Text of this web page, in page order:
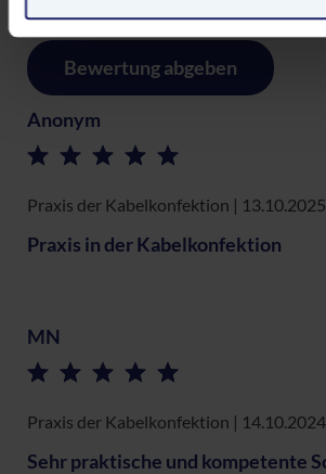
besteht.
Datenschutzerklärung Impressum
Bewertung abgeben
Anonym
Praxis der Kabelkonfektion | 13.10.2025
Praxis in der Kabelkonfektion
MN
Praxis der Kabelkonfektion | 14.10.2024
Sehr praktische und kompetente